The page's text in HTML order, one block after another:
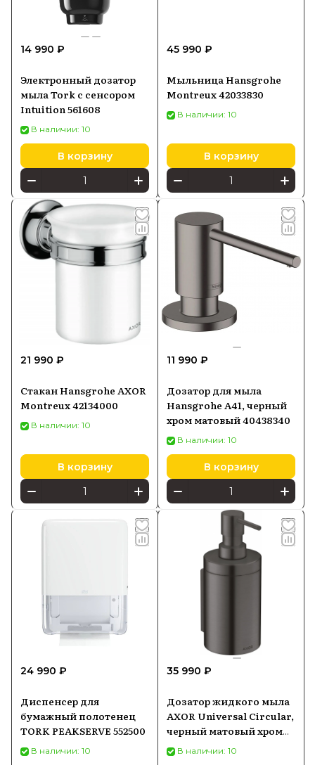
14 990 ₽
Электронный дозатор
мыла Tork с сенсором
Intuition 561608
В наличии: 10
В корзину
45 990 ₽
Мыльница Hansgrohe
Montreux 42033830
В наличии: 10
В корзину
21 990 ₽
Стакан Hansgrohe AXOR
Montreux 42134000
В наличии: 10
В корзину
11 990 ₽
Дозатор для мыла
Hansgrohe A41, черный
хром матовый 40438340
В наличии: 10
В корзину
24 990 ₽
Диспенсер для
бумажный полотенец
TORK PEAKSERVE 552500
В наличии: 10
35 990 ₽
Дозатор жидкого мыла
AXOR Universal Circular,
черный матовый хром
42810340
В наличии: 10